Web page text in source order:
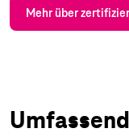
Mehr über